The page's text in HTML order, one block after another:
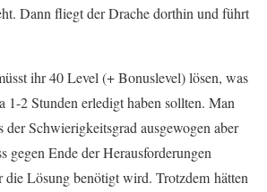
Dann fliegt der Drache dorthin und führt
ihr 40 Level (+ Bonuslevel) lösen, was
1-2 Stunden erledigt haben sollten. Man
der Schwierigkeitsgrad ausgewogen aber
gegen Ende der Herausforderungen
Lösung benötigt wird. Trotzdem hätten